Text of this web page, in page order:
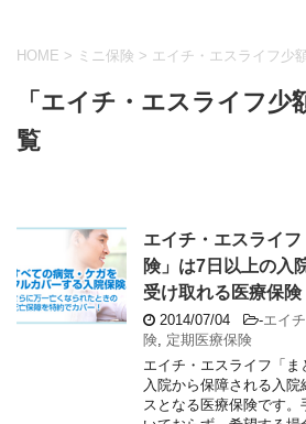
HOME > ミニ保険 > エイチ・エスライフ少
「エイチ・エスライフ少
覧
エイチ・エスライ
険」は7日以上の入
受け取れる医療保険
2014/07/04 -エイ
険 定期医療保険
エイチ・エスライフ「ま
入院から保障される入
スとなる医療保険です